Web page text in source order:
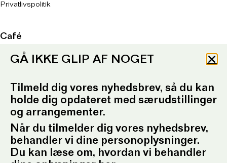
Privatlivspolitik
Café
Tirsdag – søndag kl. 11 – 17
Køkkenet lukker kl. 16
Køkkenet lukker kl. 20
Om caféenher
T: 93 96 99 61
Telefontid: Tirsdag – fredag
kl. 10.30-12.30 og kl. 16.30-17.30
ordrupgaard.mondrups@outlook.dk
GÅ IKKE GLIP AF NOGET
Tilmeld dig vores nyhedsbrev, så du kan
holde dig opdateret med særudstillinger
og arrangementer.
Når du tilmelder dig vores nyhedsbrev,
behandler vi dine personoplysninger.
Du kan læse om, hvordan vi behandler